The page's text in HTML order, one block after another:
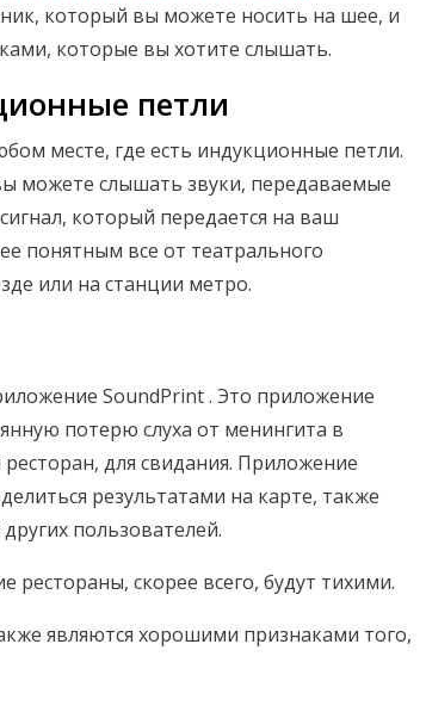
который вы можете носить на шее, и
которые вы хотите слышать.
петли
месте, где есть индукционные петли.
можете слышать звуки, передаваемые
который передается на ваш
понятным все от театрального
или на станции метро​.
SoundPrint . Это приложение
потерю слуха от менингита в
для свидания. Приложение
результатами на карте, также
пользователей.
рестораны, скорее всего, будут тихими.
являются хорошими признаками того,